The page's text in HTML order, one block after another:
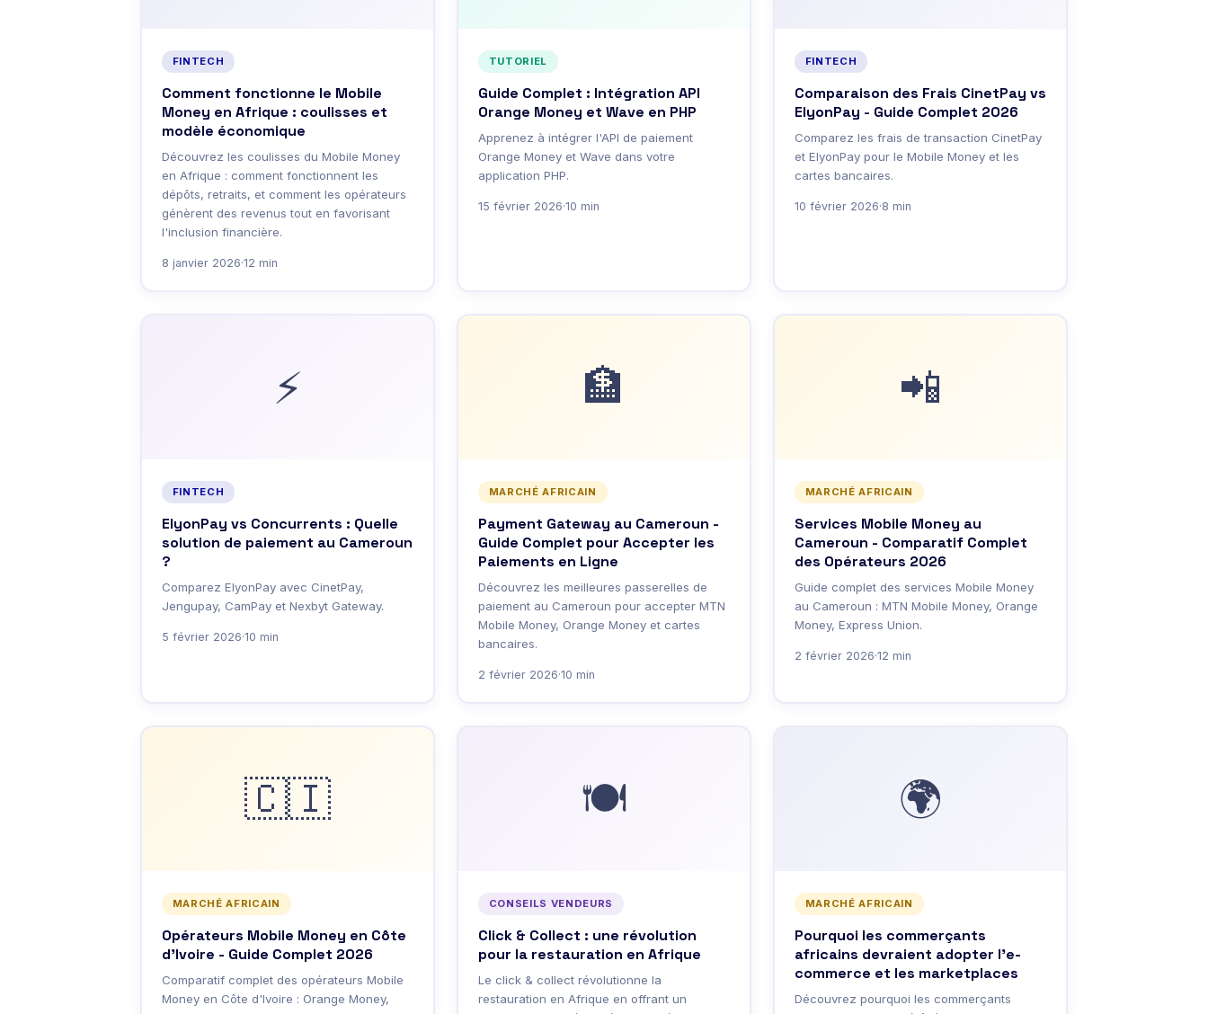
FINTECH
Comment fonctionne le Mobile
Money en Afrique : coulisses et
modèle économique
Découvrez les coulisses du Mobile Money
en Afrique : comment fonctionnent les
dépôts, retraits, et comment les opérateurs
génèrent des revenus tout en favorisant
l'inclusion financière.
8 janvier 2026·12 min
TUTORIEL
Guide Complet : Intégration API
Orange Money et Wave en PHP
Apprenez à intégrer l'API de paiement
Orange Money et Wave dans votre
application PHP.
15 février 2026·10 min
FINTECH
Comparaison des Frais CinetPay vs
ElyonPay - Guide Complet 2026
Comparez les frais de transaction CinetPay
et ElyonPay pour le Mobile Money et les
cartes bancaires.
10 février 2026·8 min
⚡
FINTECH
ElyonPay vs Concurrents : Quelle
solution de paiement au Cameroun
?
Comparez ElyonPay avec CinetPay,
Jengupay, CamPay et Nexbyt Gateway.
5 février 2026·10 min
🏦
MARCHÉ AFRICAIN
Payment Gateway au Cameroun -
Guide Complet pour Accepter les
Paiements en Ligne
Découvrez les meilleures passerelles de
paiement au Cameroun pour accepter MTN
Mobile Money, Orange Money et cartes
bancaires.
2 février 2026·10 min
📲
MARCHÉ AFRICAIN
Services Mobile Money au
Cameroun - Comparatif Complet
des Opérateurs 2026
Guide complet des services Mobile Money
au Cameroun : MTN Mobile Money, Orange
Money, Express Union.
2 février 2026·12 min
🇨🇮
MARCHÉ AFRICAIN
Opérateurs Mobile Money en Côte
d'Ivoire - Guide Complet 2026
Comparatif complet des opérateurs Mobile
Money en Côte d'Ivoire : Orange Money,
🍽️
CONSEILS VENDEURS
Click & Collect : une révolution
pour la restauration en Afrique
Le click & collect révolutionne la
restauration en Afrique en offrant un
🌍
MARCHÉ AFRICAIN
Pourquoi les commerçants
africains devraient adopter l'e-
commerce et les marketplaces
Découvrez pourquoi les commerçants